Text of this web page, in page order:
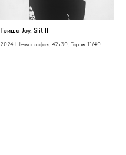
Гриша Joy. Slit II
2024 Шелкография. 42х30. Тираж 11/40